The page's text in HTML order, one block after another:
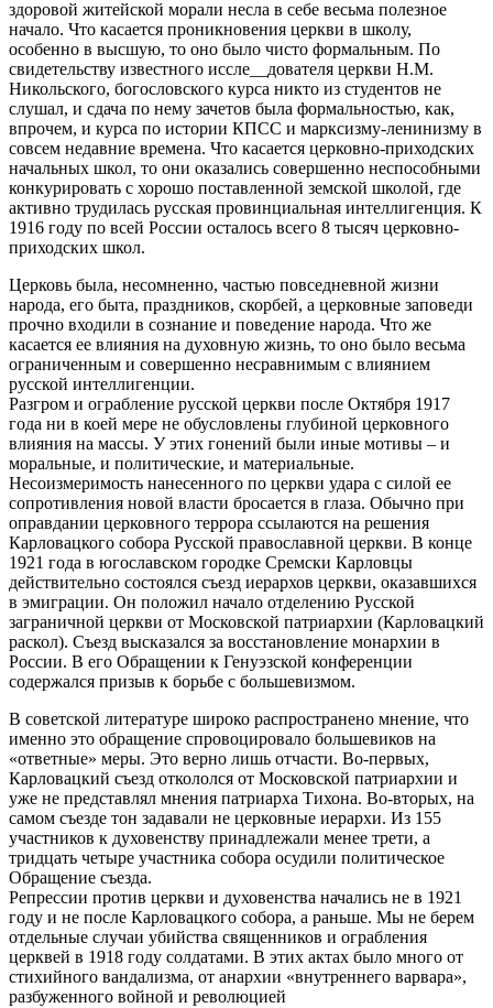
здоровой житейской морали несла в себе весьма полезное
начало. Что касается проникновения церкви в школу,
особенно в высшую, то оно было чисто формальным. По
свидетельству известного иссле__дователя церкви Н.М.
Никольского, богословского курса никто из студентов не
слушал, и сдача по нему зачетов была формальностью, как,
впрочем, и курса по истории КПСС и марксизму-ленинизму в
совсем недавние времена. Что касается церковно-приходских
начальных школ, то они оказались совершенно неспособными
конкурировать с хорошо поставленной земской школой, где
активно трудилась русская провинциальная интеллигенция. К
1916 году по всей России осталось всего 8 тысяч церковно-
приходских школ.
Церковь была, несомненно, частью повседневной жизни
народа, его быта, праздников, скорбей, а церковные заповеди
прочно входили в сознание и поведение народа. Что же
касается ее влияния на духовную жизнь, то оно было весьма
ограниченным и совершенно несравнимым с влиянием
русской интеллигенции.
Разгром и ограбление русской церкви после Октября 1917
года ни в коей мере не обусловлены глубиной церковного
влияния на массы. У этих гонений были иные мотивы – и
моральные, и политические, и материальные.
Несоизмеримость нанесенного по церкви удара с силой ее
сопротивления новой власти бросается в глаза. Обычно при
оправдании церковного террора ссылаются на решения
Карловацкого собора Русской православной церкви. В конце
1921 года в югославском городке Сремски Карловцы
действительно состоялся съезд иерархов церкви, оказавшихся
в эмиграции. Он положил начало отделению Русской
заграничной церкви от Московской патриархии (Карловацкий
раскол). Съезд высказался за восстановление монархии в
России. В его Обращении к Генуэзской конференции
содержался призыв к борьбе с большевизмом.
В советской литературе широко распространено мнение, что
именно это обращение спровоцировало большевиков на
«ответные» меры. Это верно лишь отчасти. Во-первых,
Карловацкий съезд откололся от Московской патриархии и
уже не представлял мнения патриарха Тихона. Во-вторых, на
самом съезде тон задавали не церковные иерархи. Из 155
участников к духовенству принадлежали менее трети, а
тридцать четыре участника собора осудили политическое
Обращение съезда.
Репрессии против церкви и духовенства начались не в 1921
году и не после Карловацкого собора, а раньше. Мы не берем
отдельные случаи убийства священников и ограбления
церквей в 1918 году солдатами. В этих актах было много от
стихийного вандализма, от анархии «внутреннего варвара»,
разбуженного войной и революцией